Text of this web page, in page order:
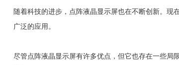
随着科技的进步，点阵液晶显示屏也在不断创新。
广泛的应用。
尽管点阵液晶显示屏有许多优点，但它也存在一些